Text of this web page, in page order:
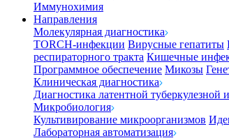
Иммунохимия
Направления
Молекулярная диагностика
TORCH-инфекции Вирусные гепатиты
респираторного тракта Кишечные
Программное обеспечение Микозы
Клиническая диагностика
Диагностика латентной туберкулезной
Микробиология
Культивирование микроорганизмов
Лабораторная автоматизация